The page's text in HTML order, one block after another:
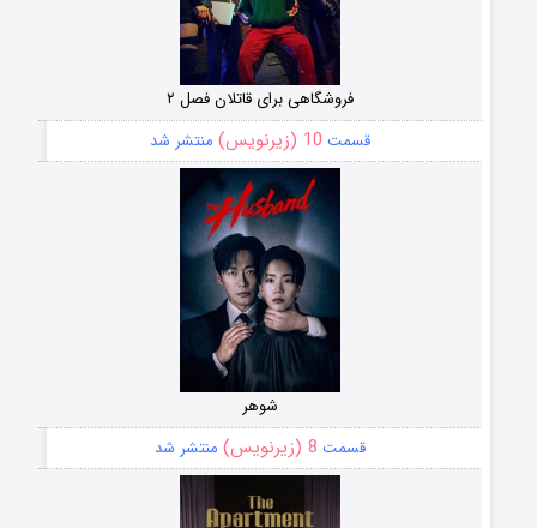
فروشگاهی برای قاتلان فصل ۲
قسمت 10 (زیرنویس) منتشر شد
شوهر
قسمت 8 (زیرنویس) منتشر شد